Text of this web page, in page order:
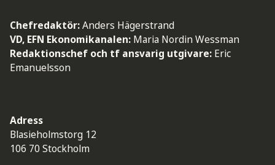
Chefredaktör:Anders Hägerstrand
VD, EFN Ekonomikanalen: Maria Nordin Wessman
Redaktionschef och tf ansvarig utgivare: Eric
Emanuelsson
Adress
Blasieholmstorg 12
106 70 Stockholm